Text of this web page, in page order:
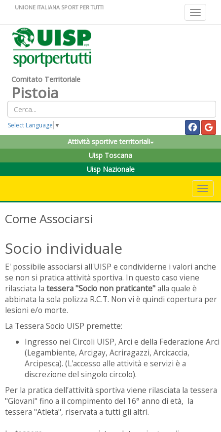
Toggle
UNIONE ITALIANA SPORT PER TUTTI
Comitato Territoriale
Pistoia
Select Language ▼
Attività sportive territoriali
Uisp Toscana
Uisp Nazionale
Come Associarsi
Socio individuale
E' possibile associarsi all'UISP e condividerne i valori anche
se non si pratica attività sportiva. In questo caso viene
rilasciata la tessera "Socio non praticante"alla quale è
abbinata la sola polizza R.C.T. Non vi è quindi copertura per
lesioni e/o morte.
La Tessera Socio UISP premette:
Ingresso nei Circoli UISP, Arci e della Federazione Arci
(Legambiente, Arcigay, Acriragazzi, Arcicaccia,
Arcipesca). (L'accesso alle attività e servizi è a
discrezione del singolo circolo).
Per la pratica dell'attività sportiva viene rilasciata la tessera
"Giovani" fino a il compimento del 16° anno di età, la
tessera "Atleta", riservata a tutti gli altri.